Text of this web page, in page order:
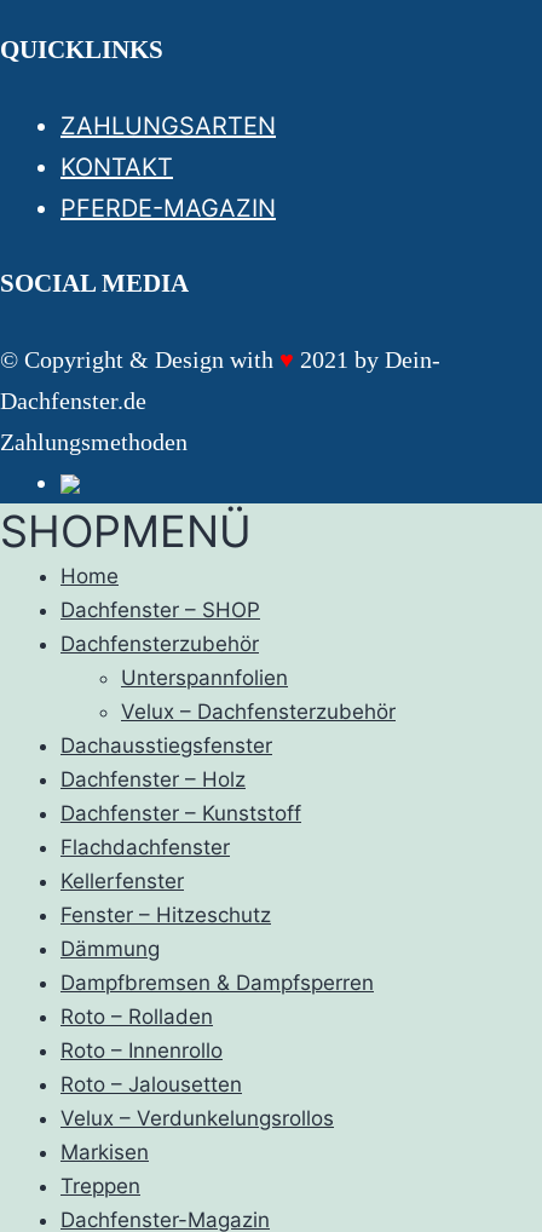
QUICKLINKS
ZAHLUNGSARTEN
KONTAKT
PFERDE-MAGAZIN
SOCIAL MEDIA
© Copyright & Design with ♥ 2021 by Dein-
Dachfenster.de
Zahlungsmethoden
SHOPMENÜ
Home
Dachfenster – SHOP
Dachfensterzubehör
Unterspannfolien
Velux – Dachfensterzubehör
Dachausstiegsfenster
Dachfenster – Holz
Dachfenster – Kunststoff
Flachdachfenster
Kellerfenster
Fenster – Hitzeschutz
Dämmung
Dampfbremsen & Dampfsperren
Roto – Rolladen
Roto – Innenrollo
Roto – Jalousetten
Velux – Verdunkelungsrollos
Markisen
Treppen
Dachfenster-Magazin